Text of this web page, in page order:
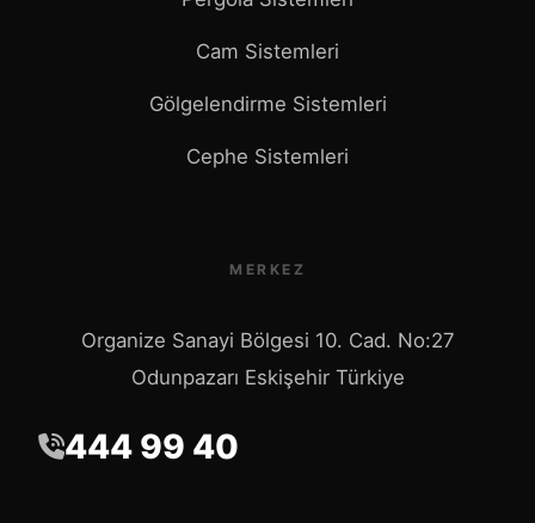
Cam Sistemleri
Gölgelendirme Sistemleri
Cephe Sistemleri
MERKEZ
Organize Sanayi Bölgesi 10. Cad. No:27
Odunpazarı Eskişehir Türkiye
444 99 40